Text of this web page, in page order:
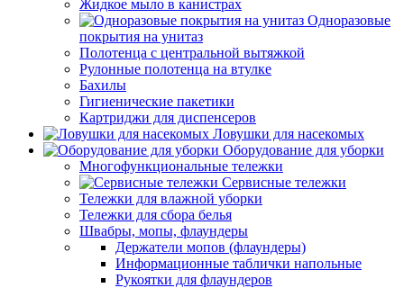
Жидкое мыло в канистрах
Одноразовые
покрытия на унитаз
Полотенца с центральной вытяжкой
Рулонные полотенца на втулке
Бахилы
Гигиенические пакетики
Картриджи для диспенсеров
Ловушки для насекомых
Оборудование для уборки
Многофункциональные тележки
Сервисные тележки
Тележки для влажной уборки
Тележки для сбора белья
Швабры, мопы, флаундеры
Держатели мопов (флаундеры)
Информационные таблички напольные
Рукоятки для флаундеров